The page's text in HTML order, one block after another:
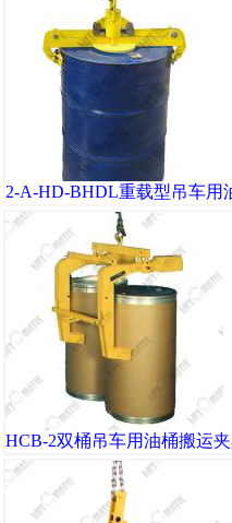
2-A-HD-BHDL重载型吊车用
HCB-2双桶吊车用油桶搬运